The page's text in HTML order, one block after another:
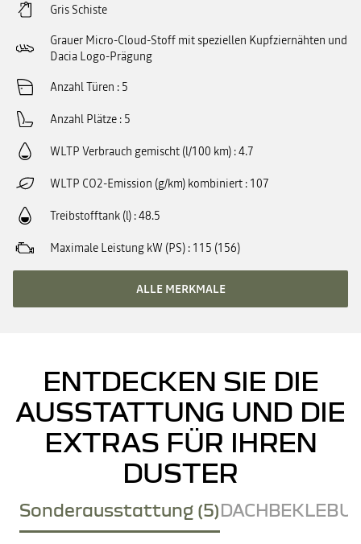
Gris Schiste
Grauer Micro-Cloud-Stoff mit speziellen Kupfziernähten und
Dacia Logo-Prägung
Anzahl Türen 5
Anzahl Plätze 5
WLTP Verbrauch gemischt (l/100 km) 4.7
WLTP CO2-Emission (g/km) kombiniert 107
Treibstofftank (l) 48.5
Maximale Leistung kW (PS) 115 (156)
ALLE MERKMALE
ENTDECKEN SIE DIE
AUSSTATTUNG UND DIE
EXTRAS FÜR IHREN
DUSTER
Sonderausstattung (5)